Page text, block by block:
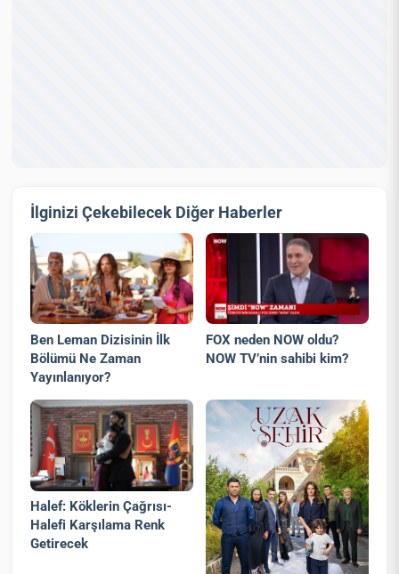
İlginizi Çekebilecek Diğer Haberler
Ben Leman Dizisinin İlk
Bölümü Ne Zaman
Yayınlanıyor?
FOX neden NOW oldu?
NOW TV’nin sahibi kim?
Halef: Köklerin Çağrısı-
Halefi Karşılama Renk
Getirecek